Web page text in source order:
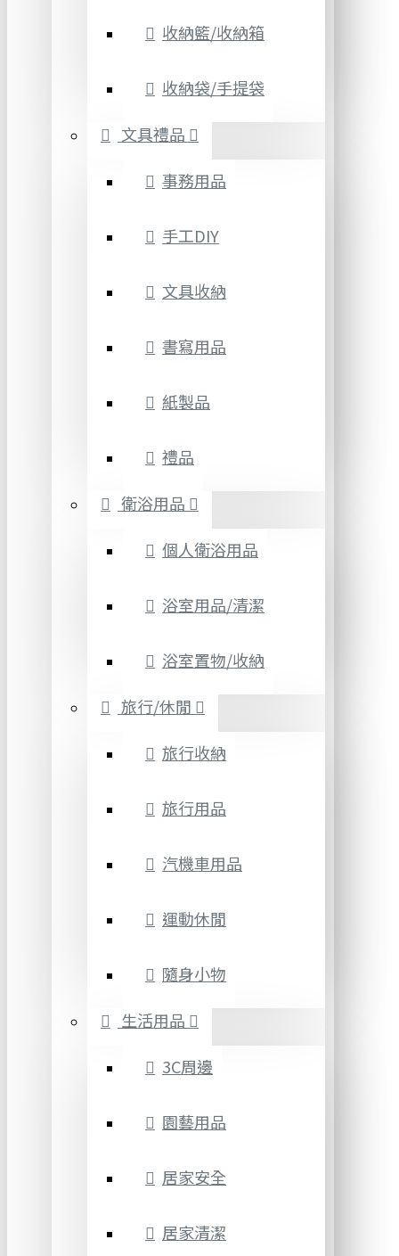
收納籃/收納箱
收納袋/手提袋
文具禮品
事務用品
手工DIY
文具收納
書寫用品
紙製品
禮品
衛浴用品
個人衛浴用品
浴室用品/清潔
浴室置物/收納
旅行/休閒
旅行收納
旅行用品
汽機車用品
運動休閒
隨身小物
生活用品
3C周邊
園藝用品
居家安全
居家清潔